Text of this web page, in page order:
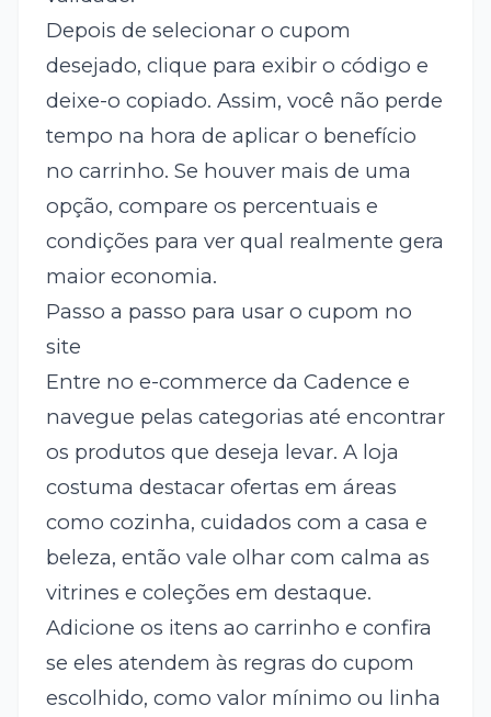
Depois de selecionar o cupom
desejado, clique para exibir o código e
deixe-o copiado. Assim, você não perde
tempo na hora de aplicar o benefício
no carrinho. Se houver mais de uma
opção, compare os percentuais e
condições para ver qual realmente gera
maior economia.
Passo a passo para usar o cupom no
site
Entre no e-commerce da Cadence e
navegue pelas categorias até encontrar
os produtos que deseja levar. A loja
costuma destacar ofertas em áreas
como cozinha, cuidados com a casa e
beleza, então vale olhar com calma as
vitrines e coleções em destaque.
Adicione os itens ao carrinho e confira
se eles atendem às regras do cupom
escolhido, como valor mínimo ou linha